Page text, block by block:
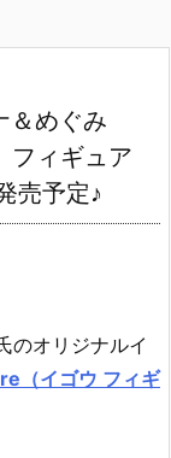
＆めぐみ
ィギュア
売予定♪
のオリジナルイ
（イゴウ フィギ